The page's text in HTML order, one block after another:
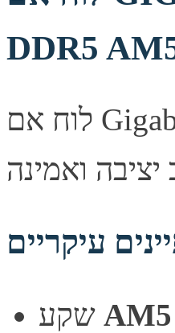
DDR5
לוח אם Gigabyte סדרת B850M, מספק יציבות ואמינות לבניית
עיקריים
AM5